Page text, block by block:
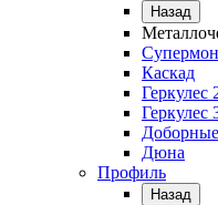
Назад
Каскад
Геркулес
Геркулес
Дюна
Профиль
Назад